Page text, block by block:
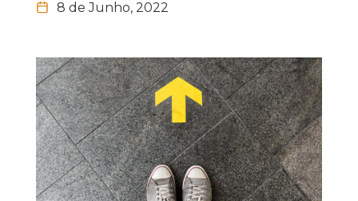
8 de Junho, 2022